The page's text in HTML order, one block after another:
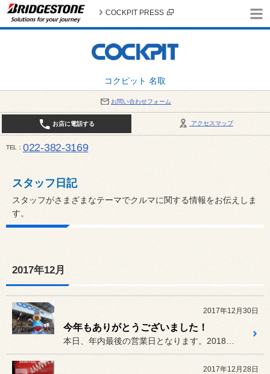
コクピット 名取
COCKPIT PRESS
お問い合わせフォーム
アクセスマップ
お店に電話する
TEL 022-382-3169
スタッフ日記
スタッフがさまざまなテーマでクルマに関する情報をお伝えしま
す。
2017年12月
2017年12月30日
今年もありがとうございました！
2017年12月28日